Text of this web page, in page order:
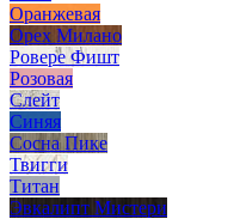
Оранжевая
Орех Милано
Ровере Фишт
Розовая
Слейт
Синяя
Сосна Пике
Твигги
Титан
Эвкалипт Мистери